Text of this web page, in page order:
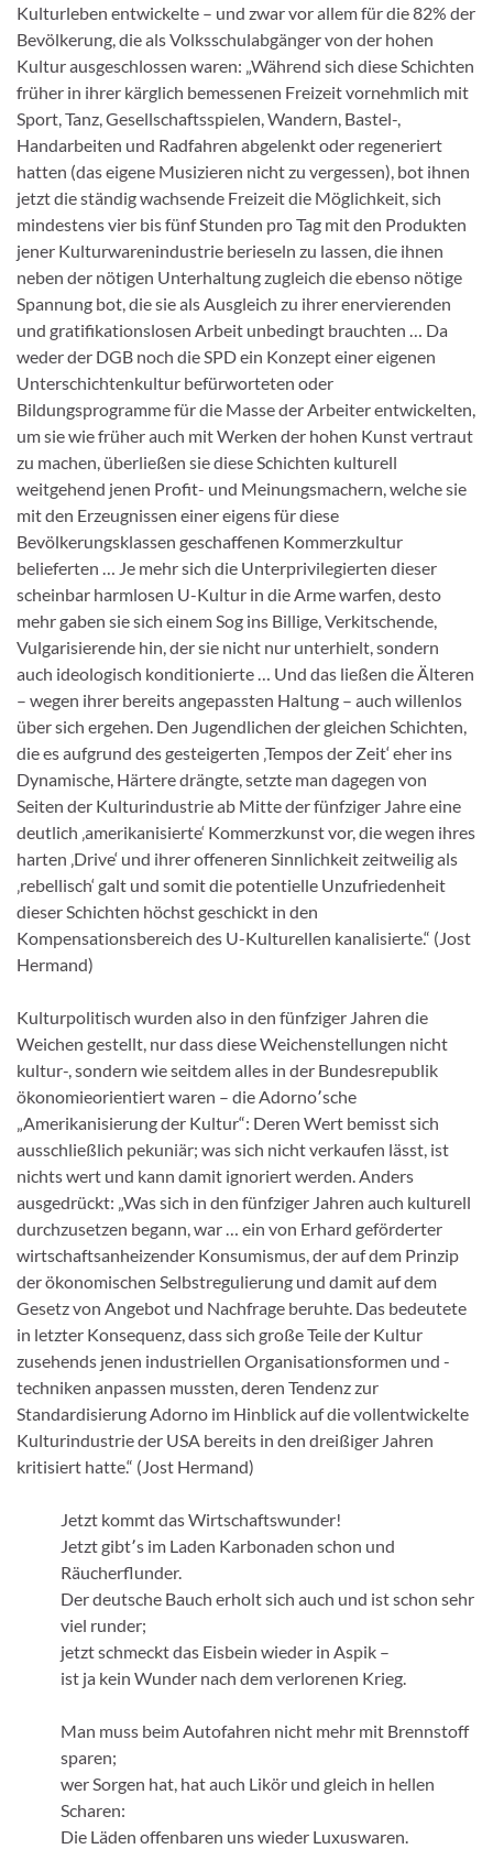
Kulturleben entwickelte – und zwar vor allem für die 82% der
Bevölkerung, die als Volksschulabgänger von der hohen
Kultur ausgeschlossen waren: „Während sich diese Schichten
früher in ihrer kärglich bemessenen Freizeit vornehmlich mit
Sport, Tanz, Gesellschaftsspielen, Wandern, Bastel-,
Handarbeiten und Radfahren abgelenkt oder regeneriert
hatten (das eigene Musizieren nicht zu vergessen), bot ihnen
jetzt die ständig wachsende Freizeit die Möglichkeit, sich
mindestens vier bis fünf Stunden pro Tag mit den Produkten
jener Kulturwarenindustrie berieseln zu lassen, die ihnen
neben der nötigen Unterhaltung zugleich die ebenso nötige
Spannung bot, die sie als Ausgleich zu ihrer enervierenden
und gratifikationslosen Arbeit unbedingt brauchten … Da
weder der DGB noch die SPD ein Konzept einer eigenen
Unterschichtenkultur befürworteten oder
Bildungsprogramme für die Masse der Arbeiter entwickelten,
um sie wie früher auch mit Werken der hohen Kunst vertraut
zu machen, überließen sie diese Schichten kulturell
weitgehend jenen Profit- und Meinungsmachern, welche sie
mit den Erzeugnissen einer eigens für diese
Bevölkerungsklassen geschaffenen Kommerzkultur
belieferten … Je mehr sich die Unterprivilegierten dieser
scheinbar harmlosen U-Kultur in die Arme warfen, desto
mehr gaben sie sich einem Sog ins Billige, Verkitschende,
Vulgarisierende hin, der sie nicht nur unterhielt, sondern
auch ideologisch konditionierte … Und das ließen die Älteren
– wegen ihrer bereits angepassten Haltung – auch willenlos
über sich ergehen. Den Jugendlichen der gleichen Schichten,
die es aufgrund des gesteigerten ‚Tempos der Zeit‘ eher ins
Dynamische, Härtere drängte, setzte man dagegen von
Seiten der Kulturindustrie ab Mitte der fünfziger Jahre eine
deutlich ‚amerikanisierte‘ Kommerzkunst vor, die wegen ihres
harten ‚Drive‘ und ihrer offeneren Sinnlichkeit zeitweilig als
‚rebellisch‘ galt und somit die potentielle Unzufriedenheit
dieser Schichten höchst geschickt in den
Kompensationsbereich des U-Kulturellen kanalisierte.“ (Jost
Hermand)
Kulturpolitisch wurden also in den fünfziger Jahren die
Weichen gestellt, nur dass diese Weichenstellungen nicht
kultur-, sondern wie seitdem alles in der Bundesrepublik
ökonomieorientiert waren – die Adorno՚sche
„Amerikanisierung der Kultur“: Deren Wert bemisst sich
ausschließlich pekuniär; was sich nicht verkaufen lässt, ist
nichts wert und kann damit ignoriert werden. Anders
ausgedrückt: „Was sich in den fünfziger Jahren auch kulturell
durchzusetzen begann, war … ein von Erhard geförderter
wirtschaftsanheizender Konsumismus, der auf dem Prinzip
der ökonomischen Selbstregulierung und damit auf dem
Gesetz von Angebot und Nachfrage beruhte. Das bedeutete
in letzter Konsequenz, dass sich große Teile der Kultur
zusehends jenen industriellen Organisationsformen und -
techniken anpassen mussten, deren Tendenz zur
Standardisierung Adorno im Hinblick auf die vollentwickelte
Kulturindustrie der USA bereits in den dreißiger Jahren
kritisiert hatte.“ (Jost Hermand)
Jetzt kommt das Wirtschaftswunder!
Jetzt gibt՚s im Laden Karbonaden schon und
Räucherflunder.
Der deutsche Bauch erholt sich auch und ist schon sehr
viel runder;
jetzt schmeckt das Eisbein wieder in Aspik –
ist ja kein Wunder nach dem verlorenen Krieg.
Man muss beim Autofahren nicht mehr mit Brennstoff
sparen;
wer Sorgen hat, hat auch Likör und gleich in hellen
Scharen:
Die Läden offenbaren uns wieder Luxuswaren.